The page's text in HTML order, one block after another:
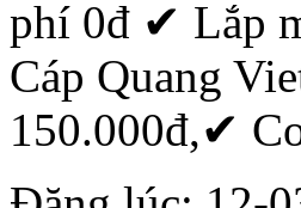
phí 0đ ‎✔ Lắp
Cáp Quang
150.000đ,✔